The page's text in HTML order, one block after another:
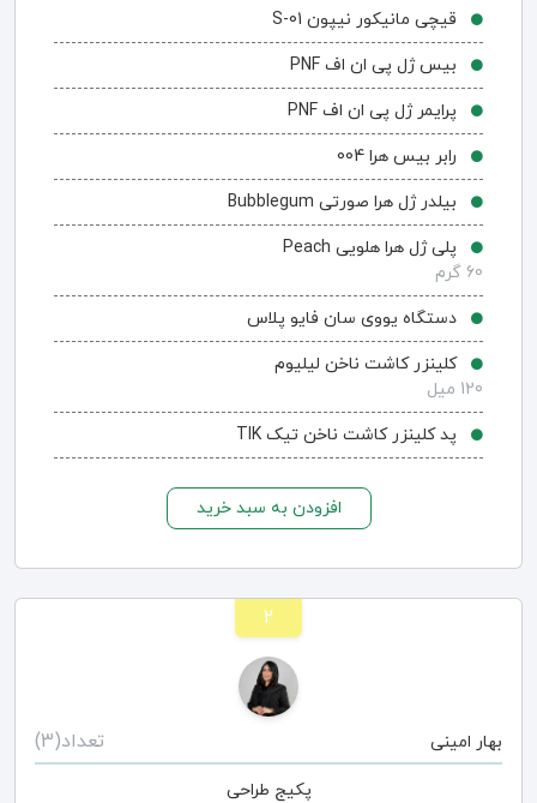
قیچی مانیکور نیپون S-01
بیس ژل پی ان اف PNF
پرایمر ژل پی ان اف PNF
رابر بیس هرا 004
بیلدر ژل هرا صورتی Bubblegum
پلی ژل هرا هلویی Peach
60 گرم
دستگاه یووی سان فایو پلاس
کلینزر کاشت ناخن لیلیوم
120 میل
پد کلینزر کاشت ناخن تیک TIK
افزودن به سبد خرید
۲
بهار امینی تعداد(3)
پکیج طراحی